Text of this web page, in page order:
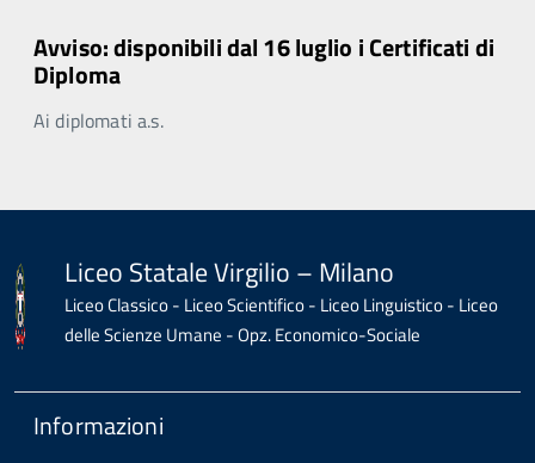
Avviso: disponibili dal 16 luglio i Certificati di
Diploma
Ai diplomati a.s.
Liceo Statale Virgilio – Milano
Liceo Classico - Liceo Scientifico - Liceo Linguistico - Liceo
delle Scienze Umane - Opz. Economico-Sociale
Informazioni